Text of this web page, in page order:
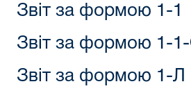
Звіт за формою 1-1
Звіт за формою 1-
Звіт за формою 1-Л